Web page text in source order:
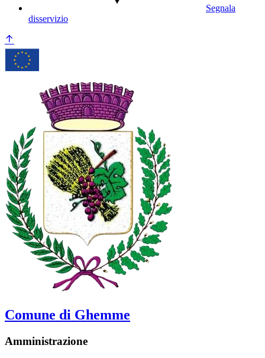
Segnala
disservizio
Comune di Ghemme
Amministrazione